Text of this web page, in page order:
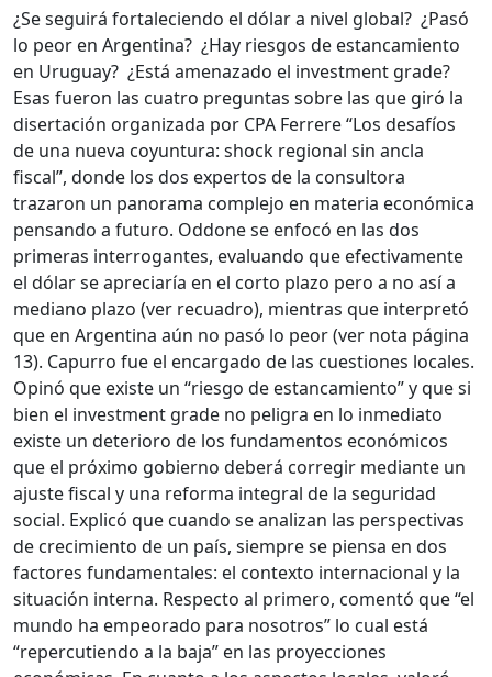
¿Se seguirá fortaleciendo el dólar a nivel global? ¿Pasó
lo peor en Argentina? ¿Hay riesgos de estancamiento
en Uruguay? ¿Está amenazado el investment grade?
Esas fueron las cuatro preguntas sobre las que giró la
disertación organizada por CPA Ferrere “Los desafíos
de una nueva coyuntura: shock regional sin ancla
fiscal”, donde los dos expertos de la consultora
trazaron un panorama complejo en materia económica
pensando a futuro. Oddone se enfocó en las dos
primeras interrogantes, evaluando que efectivamente
el dólar se apreciaría en el corto plazo pero a no así a
mediano plazo (ver recuadro), mientras que interpretó
que en Argentina aún no pasó lo peor (ver nota página
13). Capurro fue el encargado de las cuestiones locales.
Opinó que existe un “riesgo de estancamiento” y que si
bien el investment grade no peligra en lo inmediato
existe un deterioro de los fundamentos económicos
que el próximo gobierno deberá corregir mediante un
ajuste fiscal y una reforma integral de la seguridad
social. Explicó que cuando se analizan las perspectivas
de crecimiento de un país, siempre se piensa en dos
factores fundamentales: el contexto internacional y la
situación interna. Respecto al primero, comentó que “el
mundo ha empeorado para nosotros” lo cual está
“repercutiendo a la baja” en las proyecciones